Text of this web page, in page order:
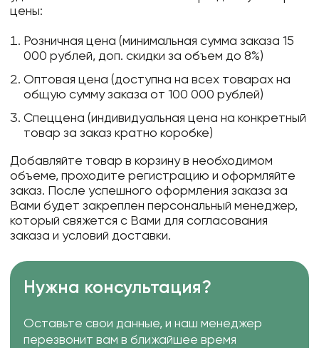
цены:
Розничная цена (минимальная сумма заказа 15
000 рублей, доп. скидки за объем до 8%)
Оптовая цена (доступна на всех товарах на
общую сумму заказа от 100 000 рублей)
Спеццена (индивидуальная цена на конкретный
товар за заказ кратно коробке)
Добавляйте товар в корзину в необходимом
объеме, проходите регистрацию и оформляйте
заказ. После успешного оформления заказа за
Вами будет закреплен персональный менеджер,
который свяжется с Вами для согласования
заказа и условий доставки.
Нужна консультация?
Оставьте свои данные, и наш менеджер
перезвонит вам в ближайшее время